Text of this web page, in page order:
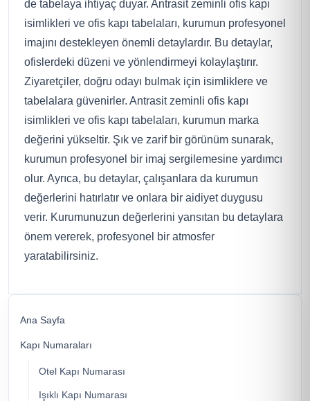
Ana Sayfa
Kapı Numaraları
Otel Kapı Numarası
Işıklı Kapı Numarası
de tabelaya ihtiyaç duyar. Antrasit zeminli ofis kapı
isimlikleri ve ofis kapı tabelaları, kurumun profesyonel
imajını destekleyen önemli detaylardır. Bu detaylar,
ofislerdeki düzeni ve yönlendirmeyi kolaylaştırır.
Ziyaretçiler, doğru odayı bulmak için isimliklere ve
tabelalara güvenirler. Antrasit zeminli ofis kapı
isimlikleri ve ofis kapı tabelaları, kurumun marka
değerini yükseltir. Şık ve zarif bir görünüm sunarak,
kurumun profesyonel bir imaj sergilemesine yardımcı
olur. Ayrıca, bu detaylar, çalışanlara da kurumun
değerlerini hatırlatır ve onlara bir aidiyet duygusu
verir. Kurumunuzun değerlerini yansıtan bu detaylara
önem vererek, profesyonel bir atmosfer
yaratabilirsiniz.